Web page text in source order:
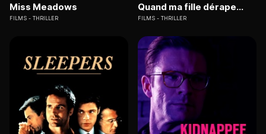
Miss Meadows
FILMS THRILLER
Quand ma fille dérape...
FILMS THRILLER